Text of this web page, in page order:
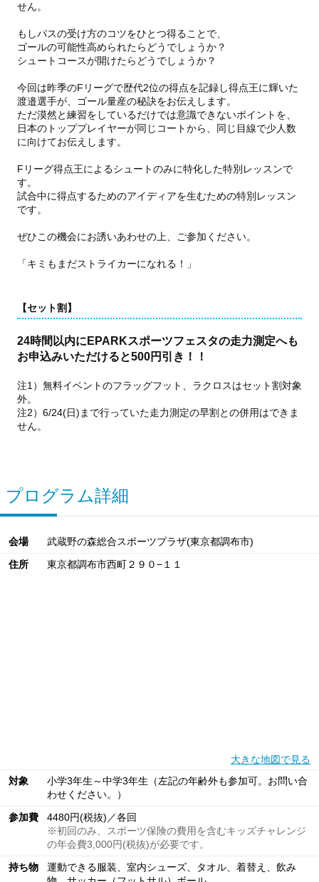
せん。
もしパスの受け方のコツをひとつ得ることで、
ゴールの可能性高められたらどうでしょうか？
シュートコースが開けたらどうでしょうか？
今回は昨季のFリーグで歴代2位の得点を記録し得点王に輝いた
渡邉選手が、ゴール量産の秘訣をお伝えします。
ただ漠然と練習をしているだけでは意識できないポイントを、
日本のトッププレイヤーが同じコートから、同じ目線で少人数
に向けてお伝えします。
Fリーグ得点王によるシュートのみに特化した特別レッスンで
す。
試合中に得点するためのアイディアを生むための特別レッスン
です。
ぜひこの機会にお誘いあわせの上、ご参加ください。
「キミもまだストライカーになれる！」
【セット割】
24時間以内にEPARKスポーツフェスタの走力測定へも
お申込みいただけると500円引き！！
注1）無料イベントのフラッグフット、ラクロスはセット割対象
外。
注2）6/24(日)まで行っていた走力測定の早割との併用はできま
せん。
プログラム詳細
会場
武蔵野の森総合スポーツプラザ(東京都調布市)
住所
東京都調布市西町２９０−１１
大きな地図で見る
対象
小学3年生～中学3年生（左記の年齢外も参加可。お問い合
わせください。）
参加費
4480円(税抜)／各回
※初回のみ、スポーツ保険の費用を含むキッズチャレンジ
の年会費3,000円(税抜)が必要です。
持ち物
運動できる服装、室内シューズ、タオル、着替え、飲み